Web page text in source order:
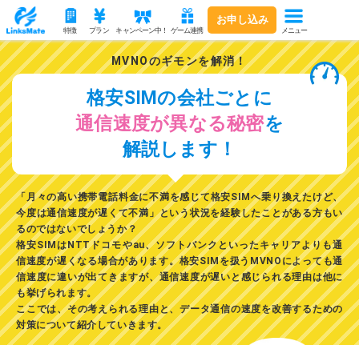
特徴 プラン キャンペーン中！ ゲーム連携
お申し込み
メニュー
MVNOのギモンを解消！
格安SIMの会社ごとに
通信速度が異なる秘密を
解説します！
「月々の高い携帯電話料金に不満を感じて格安SIMへ乗り換えたけど、
今度は通信速度が遅くて不満」という状況を経験したことがある方もい
るのではないでしょうか？
格安SIMはNTTドコモやau、ソフトバンクといったキャリアよりも通
信速度が遅くなる場合があります。格安SIMを扱うMVNOによっても通
信速度に違いが出てきますが、通信速度が遅いと感じられる理由は他に
も挙げられます。
ここでは、その考えられる理由と、データ通信の速度を改善するための
対策について紹介していきます。